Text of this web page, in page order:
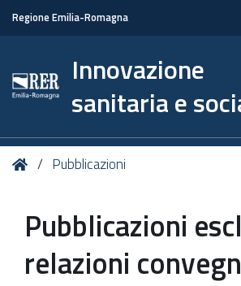
Regione Emilia-Romagna
Innovazione
sanitaria e
Tu HomePubblicazioni
Pubblicazioni
relazioni